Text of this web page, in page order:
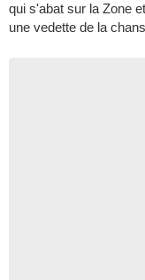
qui s'abat sur la Zone
une vedette de la